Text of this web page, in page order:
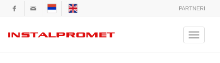
PARTNERI
Toggle
navigation